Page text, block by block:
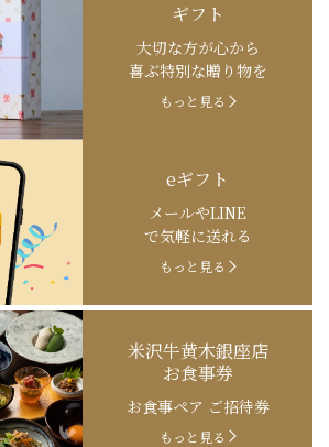
ギフト
大切な方が心から
喜ぶ特別な贈り物を
もっと見る
eギフト
メールやLINE
で気軽に送れる
もっと見る
米沢牛黄木銀座店
お食事券
お食事ペア ご招待券
もっと見る